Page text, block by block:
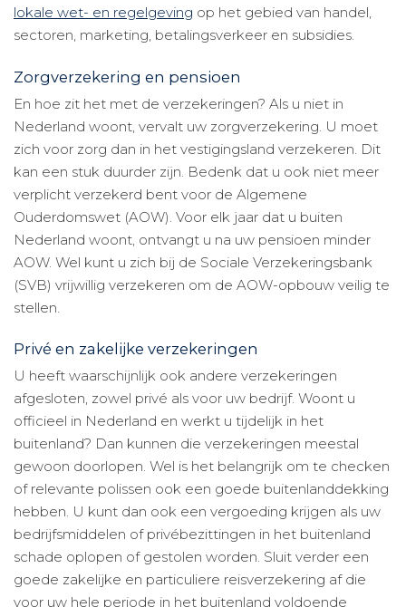
lokale wet- en regelgeving op het gebied van handel,
sectoren, marketing, betalingsverkeer en subsidies.
Zorgverzekering en pensioen
En hoe zit het met de verzekeringen? Als u niet in
Nederland woont, vervalt uw zorgverzekering. U moet
zich voor zorg dan in het vestigingsland verzekeren. Dit
kan een stuk duurder zijn. Bedenk dat u ook niet meer
verplicht verzekerd bent voor de Algemene
Ouderdomswet (AOW). Voor elk jaar dat u buiten
Nederland woont, ontvangt u na uw pensioen minder
AOW. Wel kunt u zich bij de Sociale Verzekeringsbank
(SVB) vrijwillig verzekeren om de AOW-opbouw veilig te
stellen.
Privé en zakelijke verzekeringen
U heeft waarschijnlijk ook andere verzekeringen
afgesloten, zowel privé als voor uw bedrijf. Woont u
officieel in Nederland en werkt u tijdelijk in het
buitenland? Dan kunnen die verzekeringen meestal
gewoon doorlopen. Wel is het belangrijk om te checken
of relevante polissen ook een goede buitenlanddekking
hebben. U kunt dan ook een vergoeding krijgen als uw
bedrijfsmiddelen of privébezittingen in het buitenland
schade oplopen of gestolen worden. Sluit verder een
goede zakelijke en particuliere reisverzekering af die
voor uw hele periode in het buitenland voldoende